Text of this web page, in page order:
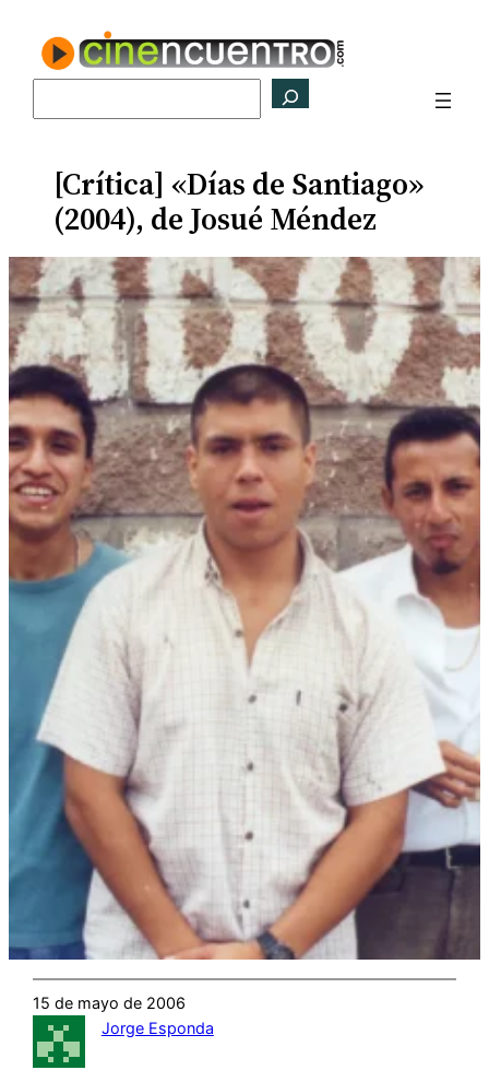
contenido
[Crítica] «Días de Santiago»
(2004), de Josué Méndez
15 de mayo de 2006
Jorge Esponda